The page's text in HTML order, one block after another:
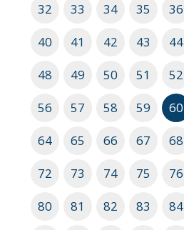
32
33 34 35 36
40
41 42 43 44
48
49 50 51 52
56
57 58 59 60
64
65 66 67 68
72
73 74 75 76
80
81 82 83 84